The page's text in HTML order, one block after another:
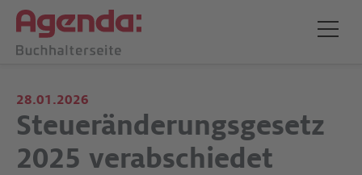
28.01.2026
Steueränderungsgesetz
2025 verabschiedet